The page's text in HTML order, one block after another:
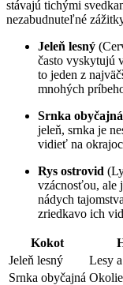
stávajú tichými
nezabudnuteľné
Jeleň lesný
často vyskytujú
to jeden z
⁣mnohých
Srnka ⁣obyčajná
jeleň, srnka je​
vidieť na
Rys ostrovid
⁣vzácnosťou, ale
nádych
⁤zriedkavo ich
Kokot
Jeleň lesný
Lesy
Srnka obyčajná